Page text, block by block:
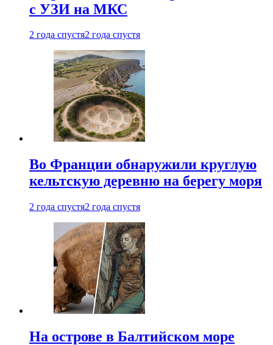
с УЗИ на МКС
2 года спустя2 года спустя
Во Франции обнаружили круглую
кельтскую деревню на берегу моря
2 года спустя2 года спустя
На острове в Балтийском море